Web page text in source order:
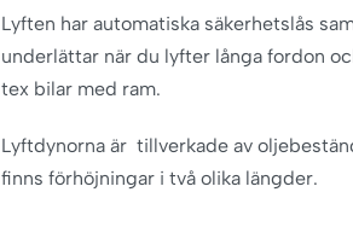
Lyften har automatiska säkerhetslås
underlättar när du lyfter långa fordon
tex bilar med ram.
Lyftdynorna är tillverkade av
finns förhöjningar i två olika längder.